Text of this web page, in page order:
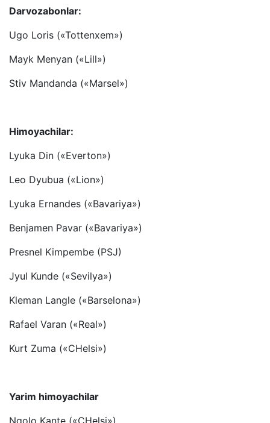
Darvozabonlar:
Ugo Loris («Tottenxem»)
Mayk Menyan («Lill»)
Stiv Mandanda («Marsel»)
Himoyachilar:
Lyuka Din («Everton»)
Leo Dyubua («Lion»)
Lyuka Ernandes («Bavariya»)
Benjamen Pavar («Bavariya»)
Presnel Kimpembe (PSJ)
Jyul Kunde («Sevilya»)
Kleman Langle («Barselona»)
Rafael Varan («Real»)
Kurt Zuma («CHelsi»)
Yarim himoyachilar
Ngolo Kante («CHelsi»)